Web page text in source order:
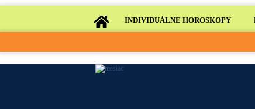
INDIVIDUÁLNE HOROSKOPY